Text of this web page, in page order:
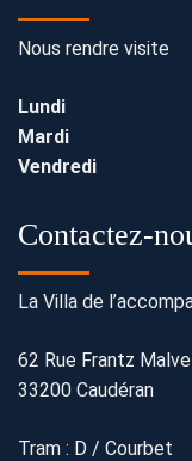
Nous rendre visite
Lundi
Mardi
Vendredi
Contactez-
La Villa de
62 Rue Frantz
33200 Caudéran
Tram : D / Courbet